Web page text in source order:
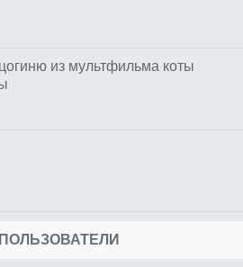
из мультфильма коты